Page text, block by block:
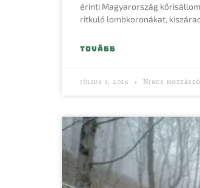
érinti Magyarország
ritkuló lombkoronákat,
TOVÁBB
július 1, 2026 Nincs